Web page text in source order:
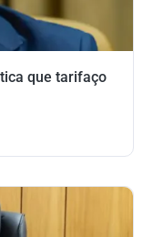
que tarifaço